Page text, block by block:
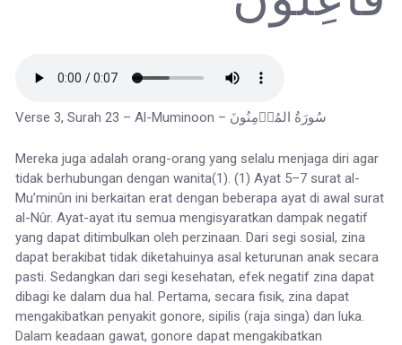
Verse 3, Surah 23 – Al-Muminoon – سُورَةُ المُؤۡمِنُونَ
Mereka juga adalah orang-orang yang selalu menjaga diri agar
tidak berhubungan dengan wanita(1). (1) Ayat 5–7 surat al-
Mu’minûn ini berkaitan erat dengan beberapa ayat di awal surat
al-Nûr. Ayat-ayat itu semua mengisyaratkan dampak negatif
yang dapat ditimbulkan oleh perzinaan. Dari segi sosial, zina
dapat berakibat tidak diketahuinya asal keturunan anak secara
pasti. Sedangkan dari segi kesehatan, efek negatif zina dapat
dibagi ke dalam dua hal. Pertama, secara fisik, zina dapat
mengakibatkan penyakit gonore, sipilis (raja singa) dan luka.
Dalam keadaan gawat, gonore dapat mengakibatkan